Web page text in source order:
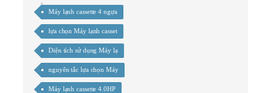
Máy lạnh cassette 4 ngựa
lựa chọn Máy lạnh casset
Diện tích sử dụng Máy lạ
nguyên tắc lựa chọn Máy
Máy lạnh cassette 4.0HP